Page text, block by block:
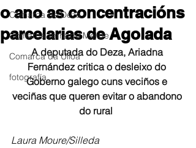
Comarca de Deza
Comarca Terra de Melide
Comarca da Ulloa
fotografía
o ano as concentracións
parcelarias de Agolada
A deputada do Deza, Ariadna
Fernández critica o desleixo do
Goberno galego cuns veciños e
veciñas que queren evitar o abandono
do rural
Laura Moure/Silleda